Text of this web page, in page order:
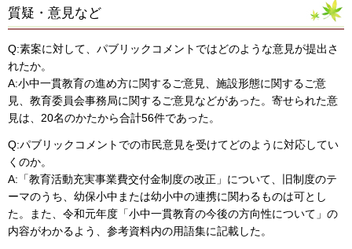
質疑・意見など
Q:素案に対して、パブリックコメントではどのような意見が提出さ
れたか。
A:小中一貫教育の進め方に関するご意見、施設形態に関するご意
見、教育委員会事務局に関するご意見などがあった。寄せられた意
見は、20名のかたから合計56件であった。
Q:パブリックコメントでの市民意見を受けてどのように対応してい
くのか。
A:「教育活動充実事業費交付金制度の改正」について、旧制度のテ
ーマのうち、幼保小中または幼小中の連携に関わるものは可とし
た。また、令和元年度「小中一貫教育の今後の方向性について」の
内容がわかるよう、参考資料内の用語集に記載した。